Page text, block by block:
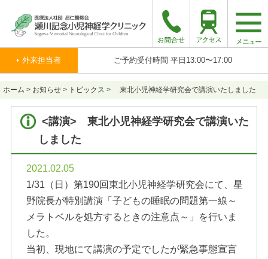
外来担当者 ご予約受付時間 平日13:00〜17:00
ホーム > お知らせ > トピックス > 東北小児神経学研究会で講演いたしました
<講演> 東北小児神経学研究会で講演いた
しました
2021.02.05
1/31（日）第190回東北小児神経学研究会にて、星
野院長が特別講演「子どもの睡眠の問題第一線～
メラトベルを処方するときの注意点～」を行いま
した。
当初、現地にて講演の予定でしたが緊急事態宣言